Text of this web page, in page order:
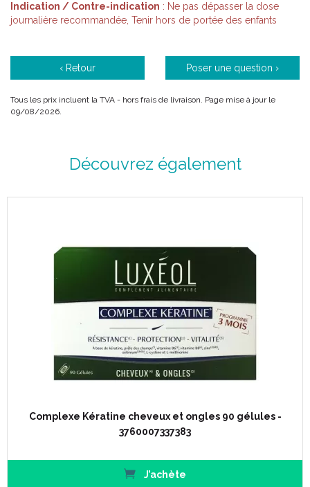
Indication / Contre-indication : Ne pas dépasser la dose
journalière recommandée, Tenir hors de portée des enfants
‹ Retour Poser une question ›
Tous les prix incluent la TVA - hors frais de livraison. Page mise à jour le
09/08/2026.
Découvrez également
Complexe Kératine cheveux et ongles 90 gélules -
3760007337383
J’achète